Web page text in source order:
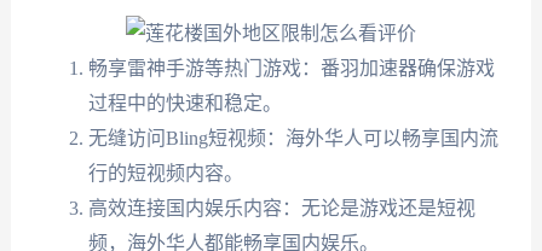
畅享雷神手游等热门游戏：番羽加速器确保游戏
过程中的快速和稳定。
无缝访问Bling短视频：海外华人可以畅享国内流
行的短视频内容。
高效连接国内娱乐内容：无论是游戏还是短视
频，海外华人都能畅享国内娱乐。